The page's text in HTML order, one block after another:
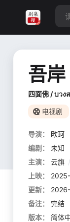
吾岸
四面佛 / บวง
电视剧
导演：
欧珂
编剧：
未知
主演：
云旗 /
上映：
更新：
备注：
完结
版本：
简体